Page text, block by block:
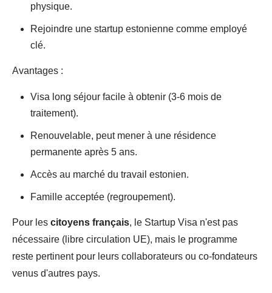
physique.
Rejoindre une startup estonienne comme employé
clé.
Avantages :
Visa long séjour facile à obtenir (3-6 mois de
traitement).
Renouvelable, peut mener à une résidence
permanente après 5 ans.
Accès au marché du travail estonien.
Famille acceptée (regroupement).
Pour les citoyens français, le Startup Visa n'est pas
nécessaire (libre circulation UE), mais le programme
reste pertinent pour leurs collaborateurs ou co-fondateurs
venus d'autres pays.